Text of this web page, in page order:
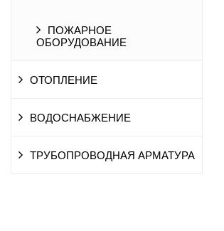
ПОЖАРНОЕ
ОБОРУДОВАНИЕ
ОТОПЛЕНИЕ
ВОДОСНАБЖЕНИЕ
ТРУБОПРОВОДНАЯ АРМАТУРА